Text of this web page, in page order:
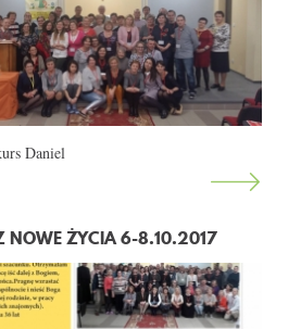
Daniel
NOWE ŻYCIA 6-8.10.2017